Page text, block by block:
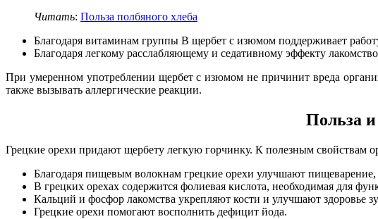
Читать: Польза полбяного хлеба
Благодаря витаминам группы В щербет с изюмом поддерживает
Благодаря легкому расслабляющему и седативному эффекту
При умеренном употреблении щербет с изюмом не причинит вреда
также вызывать аллергические реакции.
Польза
Грецкие орехи придают щербету легкую горчинку. К полезным свойствам
Благодаря пищевым волокнам грецкие орехи улучшают
В грецких орехах содержится фолиевая кислота, необходимая для
Кальций и фосфор лакомства укрепляют кости и улучшают здоровье
Грецкие орехи помогают восполнить дефицит йода.